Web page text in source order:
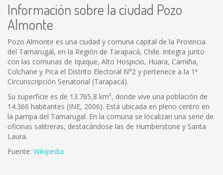
Información sobre la ciudad Pozo
Almonte
Pozo Almonte es una ciudad y comuna capital de la Provincia
del Tamarugal, en la Región de Tarapacá, Chile. Integra junto
con las comunas de Iquique, Alto Hospicio, Huara, Camiña,
Colchane y Pica el Distrito Electoral N°2 y pertenece a la 1ª
Circunscripción Senatorial (Tarapacá).
Su superficie es de 13.765,8 km², donde vive una población de
14.366 habitantes (INE, 2006). Está ubicada en pleno centro en
la pampa del Tamarugal. En la comuna se localizan una serie de
oficinas salitreras, destacándose las de Humberstone y Santa
Laura.
Fuente: Wikipedia